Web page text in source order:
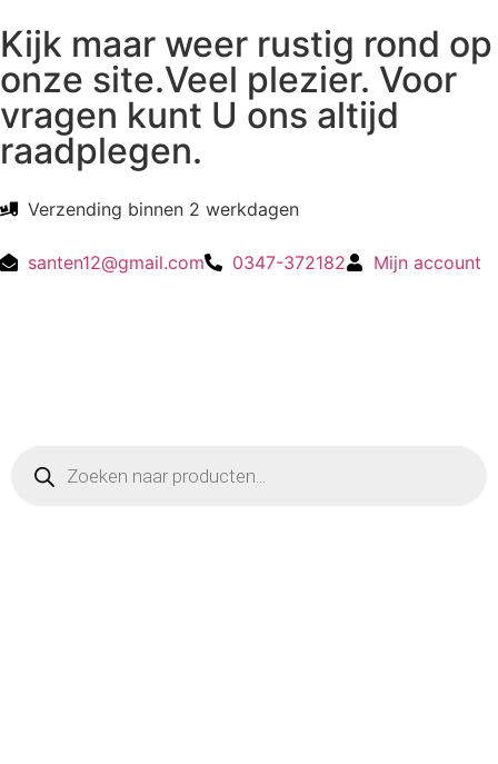
Kijk maar weer rustig rond op
onze site.Veel plezier. Voor
vragen kunt U ons altijd
raadplegen.
Verzending binnen 2 werkdagen
santen12@gmail.com 0347-372182 Mijn account